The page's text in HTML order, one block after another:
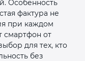
Особенность
фактура не
при каждом
смартфон от
для тех, кто
без